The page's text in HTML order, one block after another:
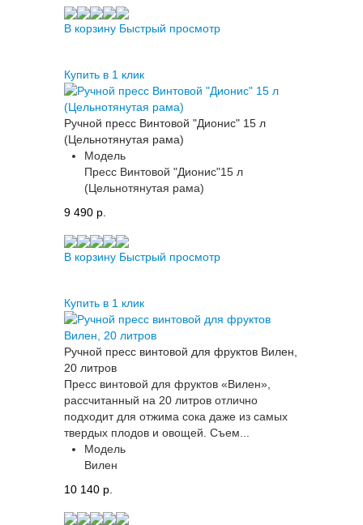
В корзину Быстрый просмотр
Купить в 1 клик
Ручной пресс Винтовой "Дионис" 15 л
(Цельнотянутая рама)
Модель
Пресс Винтовой "Дионис"15 л
(Цельнотянутая рама)
9 490 p.
В корзину Быстрый просмотр
Купить в 1 клик
Ручной пресс винтовой для фруктов Вилен,
20 литров
Пресс винтовой для фруктов «Вилен»,
рассчитанный на 20 литров отлично
подходит для отжима сока даже из самых
твердых плодов и овощей. Съем...
Модель
Вилен
10 140 p.